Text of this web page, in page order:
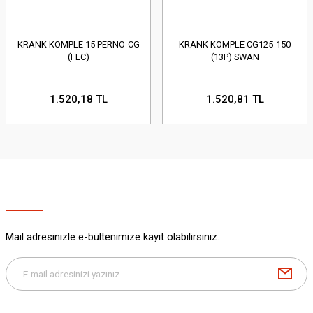
KRANK KOMPLE 15 PERNO-CG
(FLC)
1.520,18 TL
KRANK KOMPLE CG125-150
(13P) SWAN
1.520,81 TL
Mail adresinizle e-bültenimize kayıt olabilirsiniz.